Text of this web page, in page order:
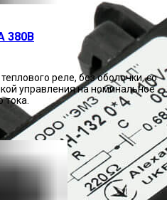
380В
реле, без оболочки, со
управления на номинальное